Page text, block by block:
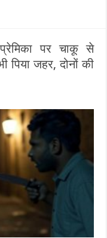
पर चाकू से
पिया जहर, दोनों की